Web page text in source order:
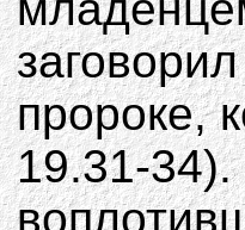
пророке,
19.31-